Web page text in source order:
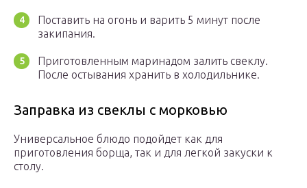
Поставить на огонь и варить 5 минут после
закипания.
Приготовленным маринадом залить свеклу.
После остывания хранить в холодильнике.
Заправка из свеклы с морковью
Универсальное блюдо подойдет как для
приготовления борща, так и для легкой закуски к
столу.